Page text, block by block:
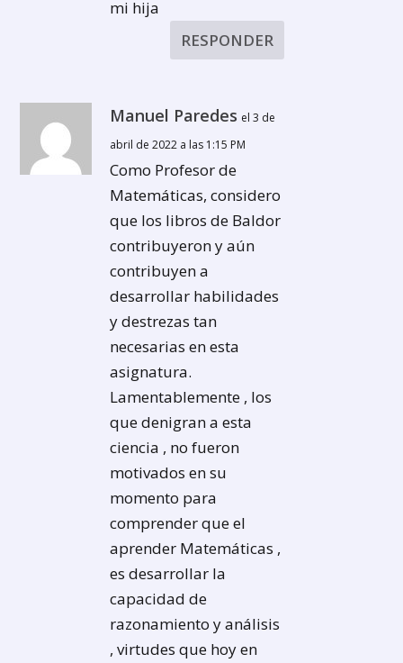
mi hija
RESPONDER
Manuel Paredes el 3 de
abril de 2022 a las 1:15 PM
Como Profesor de
Matemáticas, considero
que los libros de Baldor
contribuyeron y aún
contribuyen a
desarrollar habilidades
y destrezas tan
necesarias en esta
asignatura.
Lamentablemente , los
que denigran a esta
ciencia , no fueron
motivados en su
momento para
comprender que el
aprender Matemáticas ,
es desarrollar la
capacidad de
razonamiento y análisis
, virtudes que hoy en